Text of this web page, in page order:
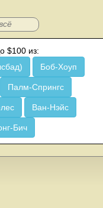
$100 из:
Боб-Хоуп
Палм-Спрингс
Ван-Нэйс
Бич